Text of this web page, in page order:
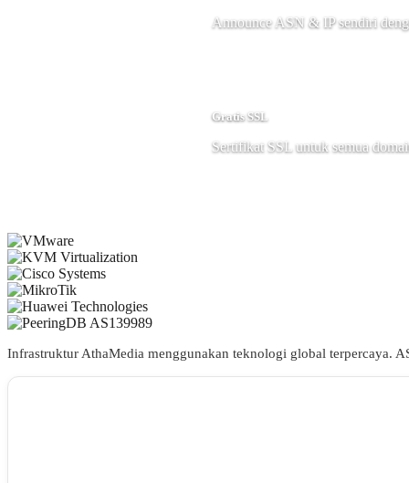
Announce ASN & IP sendiri
Gratis SSL
Sertifikat SSL untuk semua
Infrastruktur AthaMedia menggunakan teknologi global terpercaya.